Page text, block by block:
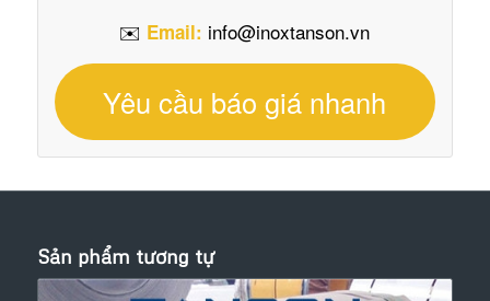
✉️ Email: info@inoxtanson.vn
Yêu cầu báo giá nhanh
Sản phẩm tương tự